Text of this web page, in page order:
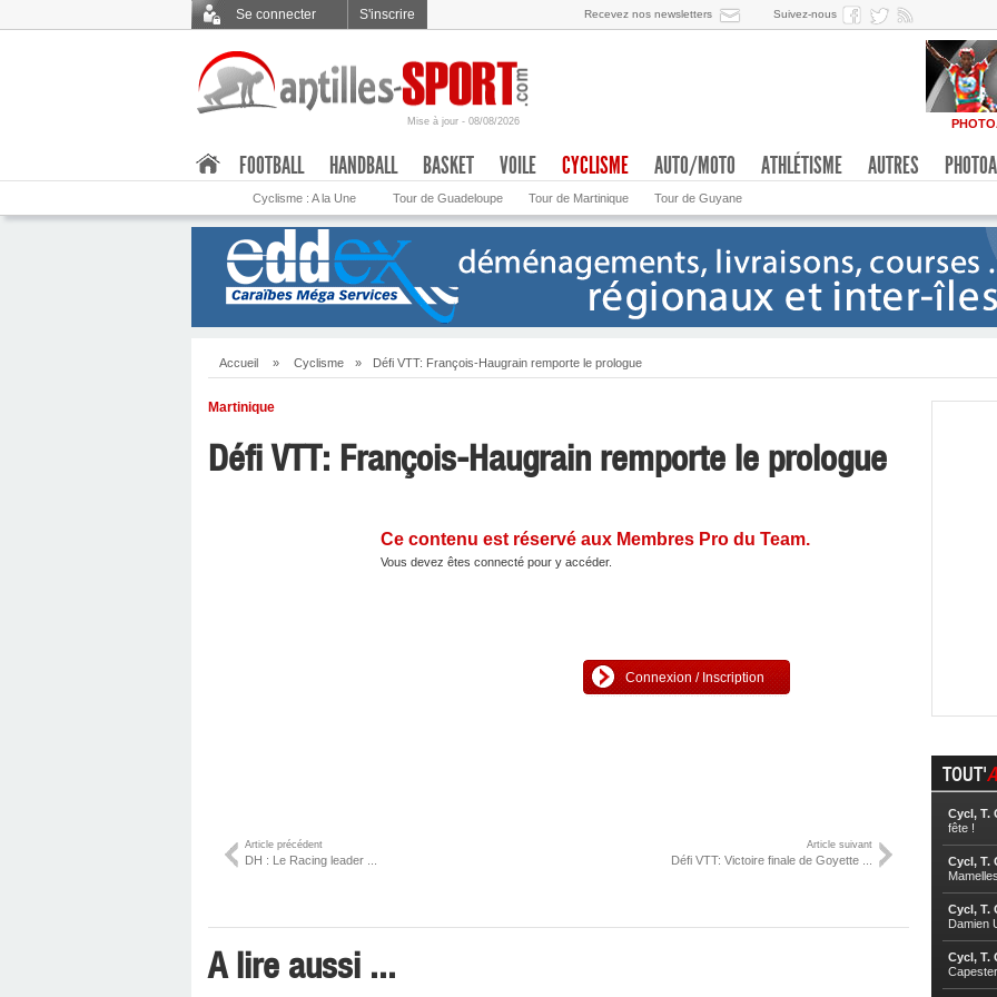
Se connecter S'inscrire Recevez nos newsletters Suivez-nous
Mise à jour - 08/08/2026
FOOTBALL HANDBALL BASKET VOILE CYCLISME
Cyclisme : A la Une Tour de Guadeloupe Tour de Martinique Tour de Guyane
AUTO/MOTO ATHLÉTISME AUTRES
Accueil » Cyclisme » Défi VTT: François-Haugrain remporte le prologue
Martinique
Défi VTT: François-Haugrain remporte le prologue
Ce contenu est réservé aux Membres Pro du Team.
Vous devez êtes connecté pour y accéder.
Connexion / Inscription
Article précédent
DH : Le Racing leader ...
Article suivant
Défi VTT: Victoire finale de Goyette ...
A lire aussi ...
TOUT'
Cycl, T.
fête !
Cycl, T.
Mamelles
Cycl, T.
Damien
Cycl, T.